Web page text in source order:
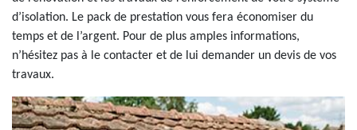
d’isolation. Le pack de prestation vous fera économiser du
temps et de l’argent. Pour de plus amples informations,
n’hésitez pas à le contacter et de lui demander un devis de vos
travaux.